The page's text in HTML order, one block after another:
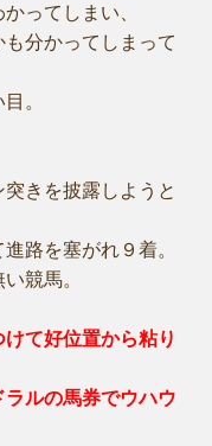
ってしまい、
分かってしまって
。
きを披露しようと
路を塞がれ９着。
競馬。
て好位置から粘り
ルの馬券でウハウ